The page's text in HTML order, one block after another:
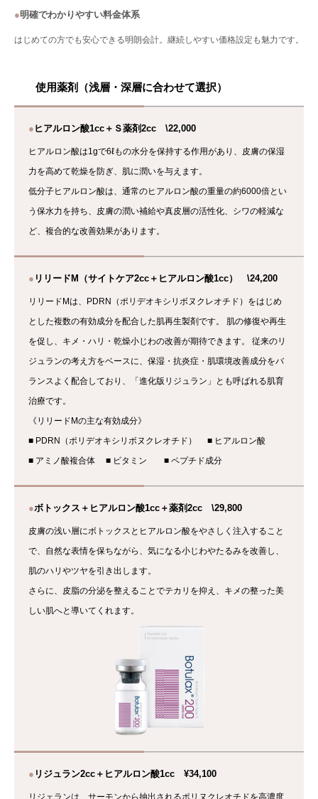
●明確でわかりやすい料金体系
はじめての方でも安心できる明朗会計。継続しやすい価格設定も魅力です。
使用薬剤（浅層・深層に合わせて選択）
● ヒアルロン酸1cc＋Ｓ薬剤2cc \22,000
ヒアルロン酸は1gで6ℓもの水分を保持する作用があり、皮膚の保湿
力を高めて乾燥を防ぎ、肌に潤いを与えます。
低分子ヒアルロン酸は、通常のヒアルロン酸の重量の約6000倍とい
う保水力を持ち、皮膚の潤い補給や真皮層の活性化、シワの軽減な
ど、複合的な改善効果があります。
● リリードM（サイトケア2cc＋ヒアルロン酸1cc） \24,200
リリードMは、PDRN（ポリデオキシリボヌクレオチド）をはじめ
とした複数の有効成分を配合した肌再生製剤です。 肌の修復や再生
を促し、キメ・ハリ・乾燥小じわの改善が期待できます。 従来のリ
ジュランの考え方をベースに、保湿・抗炎症・肌環境改善成分をバ
ランスよく配合しており、「進化版リジュラン」とも呼ばれる肌育
治療です。
《リリードMの主な有効成分》
■ PDRN（ポリデオキシリボヌクレオチド） ■ ヒアルロン酸
■ アミノ酸複合体 ■ ビタミン ■ ペプチド成分
●ボトックス＋ヒアルロン酸1cc＋薬剤2cc \29,800
皮膚の浅い層にボトックスとヒアルロン酸をやさしく注入すること
で、自然な表情を保ちながら、気になる小じわやたるみを改善し、
肌のハリやツヤを引き出します。
さらに、皮脂の分泌を整えることでテカリを抑え、キメの整った美
しい肌へと導いてくれます。
● リジュラン2cc＋ヒアルロン酸1cc ¥34,100
リジェランは、サーモンから抽出されるポリヌクレオチドを高濃度